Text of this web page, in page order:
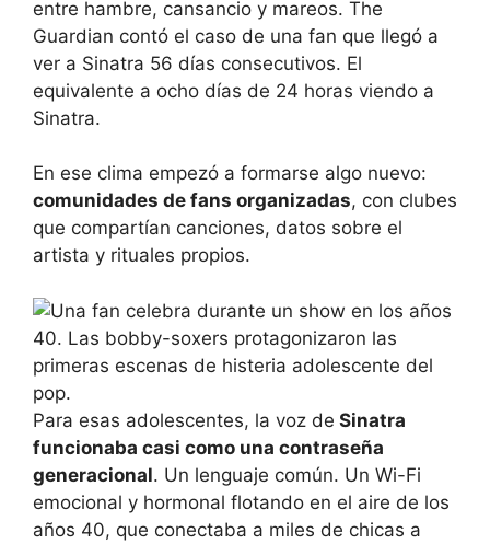
entre hambre, cansancio y mareos. The
Guardian contó el caso de una fan que llegó a
ver a Sinatra 56 días consecutivos. El
equivalente a ocho días de 24 horas viendo a
Sinatra.
En ese clima empezó a formarse algo nuevo:
comunidades de fans organizadas, con clubes
que compartían canciones, datos sobre el
artista y rituales propios.
Para esas adolescentes, la voz de Sinatra
funcionaba casi como una contraseña
generacional. Un lenguaje común. Un Wi-Fi
emocional y hormonal flotando en el aire de los
años 40, que conectaba a miles de chicas a